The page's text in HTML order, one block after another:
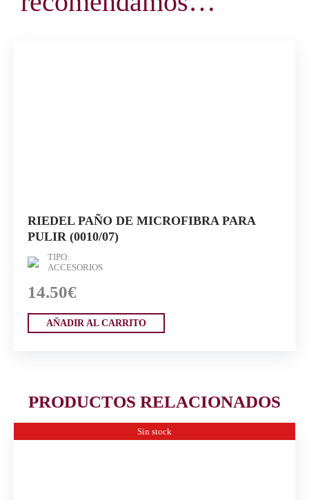
RIEDEL PAÑO DE MICROFIBRA PARA
PULIR (0010/07)
TIPO:
ACCESORIOS
14.50€
AÑADIR AL CARRITO
PRODUCTOS RELACIONADOS
Sin stock